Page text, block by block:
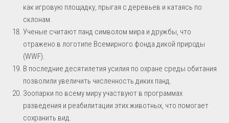
как игровую площадку, прыгая с деревьев и катаясь по
склонам.
Ученые считают панд символом мира и дружбы, что
отражено в логотипе Всемирного фонда дикой природы
(WWF).
В последние десятилетия усилия по охране среды обитания
позволили увеличить численность диких панд.
Зоопарки по всему миру участвуют в программах
разведения и реабилитации этих животных, что помогает
сохранить вид.